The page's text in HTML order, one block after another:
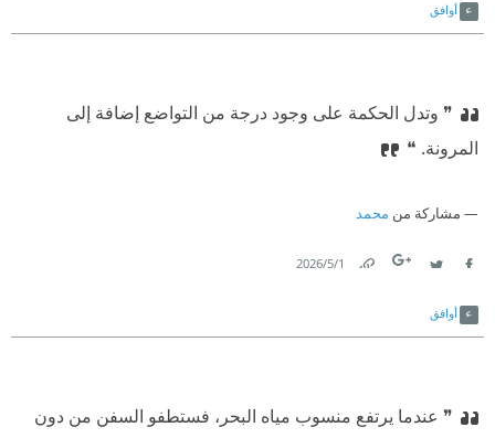
أوافق
❞ وتدل الحكمة على وجود درجة من التواضع إضافة إلى
المرونة. ❝
مشاركة من محمد
1‏/5‏/2026
أوافق
❞ عندما يرتفع منسوب مياه البحر، فستطفو السفن من دون